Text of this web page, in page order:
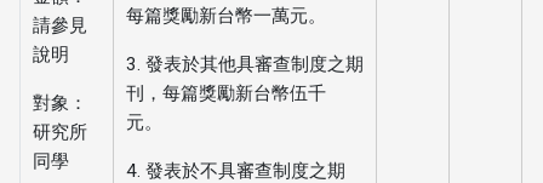
請參見
說明
對象：
研究所
同學
每篇獎勵新台幣一萬元。
3. 發表於其他具審查制度之期
刊，每篇獎勵新台幣伍千
元。
4. 發表於不具審查制度之期